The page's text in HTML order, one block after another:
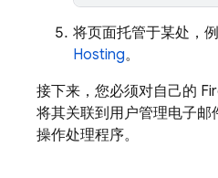
将页面托管于某处，
Hosting。
接下来，您必须对自己的
将其关联到用户管理电子
操作处理程序。